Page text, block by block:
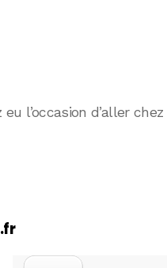
l’occasion d’aller